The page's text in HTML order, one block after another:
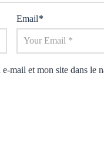
Email*
mail et mon site dans le